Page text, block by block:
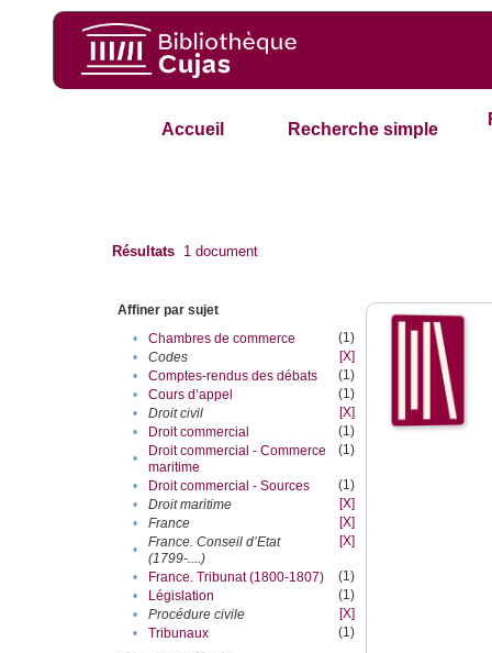
Accueil Recherche simple
Résultats 1 document
Affiner par sujet
•
Chambres de commerce
(1)
•
Codes
[X]
•
Comptes-rendus des débats
(1)
•
Cours d’appel
(1)
•
Droit civil
[X]
•
Droit commercial
(1)
•
Droit commercial - Commerce
maritime
(1)
• Droit commercial - Sources
(1)
•
Droit maritime
[X]
•
France
[X]
•
France. Conseil d’Etat
(1799-....)
[X]
• France. Tribunat (1800-1807)
(1)
•
Législation
(1)
•
Procédure civile
[X]
•
Tribunaux
(1)